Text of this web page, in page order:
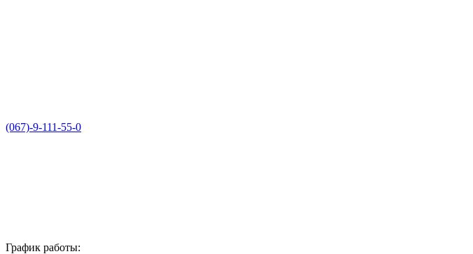
(067)-9-111-55-0
График работы: